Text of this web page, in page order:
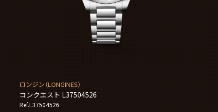
ロンジン（LONGINES）
コンクエスト L37504526
Ref.L37504526